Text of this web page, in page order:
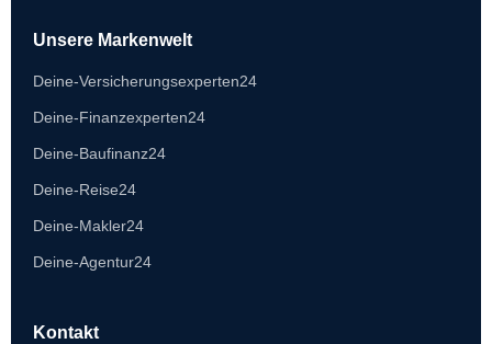
Unsere Markenwelt
Deine-Versicherungsexperten24
Deine-Finanzexperten24
Deine-Baufinanz24
Deine-Reise24
Deine-Makler24
Deine-Agentur24
Kontakt